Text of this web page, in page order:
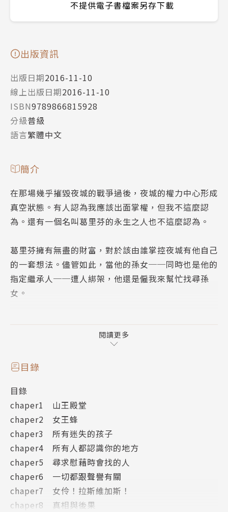
不提供電子書檔案另存下載
出版資訊
出版日期2016-11-10
線上出版日期2016-11-10
ISBN9789866815928
分級普級
語言繁體中文
簡介
在那場幾乎摧毀夜城的戰爭過後，夜城的權力中心形成
真空狀態。有人認為我應該出面掌權，但我不這麼認
為。還有一個名叫葛里芬的永生之人也不這麼認為。
葛里芬擁有無盡的財富，對於該由誰掌控夜城有他自己
的一套想法。儘管如此，當他的孫女──同時也是他的
指定繼承人──遭人綁架，他還是僱我來幫忙找尋孫
女。
以，這一次我不得不採取比較麻煩的方法辦案。偏偏這
案子必須在24小時內解決；不然，葛里芬就必須挑選
新的繼承人……
紐約時報排行榜暢銷名家賽門．葛林最新系列
作品全球銷售超過2500000本，已翻譯成十餘國語言
■夜城全系列，每冊故事獨立。已有好萊塢編劇與派拉
蒙洽談電影版權事宜。
■完美融合了洛夫克萊夫特與福爾摩斯的風格，作品全
球暢銷2500000本，翻譯為十餘國語言
作者簡介
閱讀更多
目錄
目錄
chaper1 山王殿堂
chaper2 女王蜂
chaper3 所有迷失的孩子
chaper4 所有人都認識你的地方
chaper5 尋求慰藉時會找的人
chaper6 一切都跟聲譽有關
chaper7 女伶！拉斯維加斯！
chaper8 真相與後果